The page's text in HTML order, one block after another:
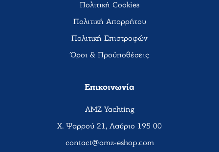
Πολιτική Cookies
Πολιτική Απορρήτου
Πολιτική Επιστροφών
Όροι & Προϋποθέσεις
Επικοινωνία
AMZ Yachting
Χ. Ψαρρού 21, Λαύριο 195 00
contact@amz-eshop.com